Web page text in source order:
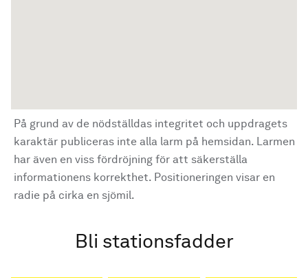
På grund av de nödställdas integritet och uppdragets
karaktär publiceras inte alla larm på hemsidan. Larmen
har även en viss fördröjning för att säkerställa
informationens korrekthet. Positioneringen visar en
radie på cirka en sjömil.
Bli stationsfadder